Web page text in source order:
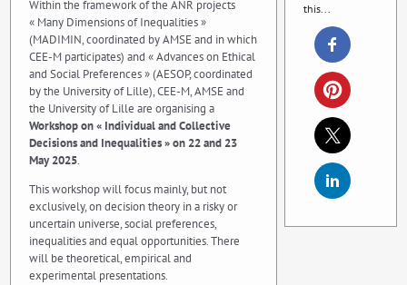
Within the framework of the ANR projects
« Many Dimensions of Inequalities »
(MADIMIN, coordinated by AMSE and in which
CEE-M participates) and « Advances on Ethical
and Social Preferences » (AESOP, coordinated
by the University of Lille), CEE-M, AMSE and
the University of Lille are organising a
Workshop on « Individual and Collective
Decisions and Inequalities » on 22 and 23
May 2025.
This workshop will focus mainly, but not
exclusively, on decision theory in a risky or
uncertain universe, social preferences,
inequalities and equal opportunities. There
will be theoretical, empirical and
experimental presentations.
this...